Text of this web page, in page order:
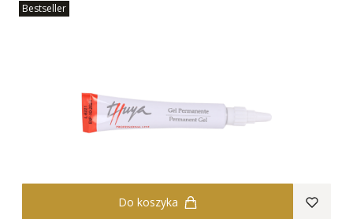
Bestseller
Do koszyka